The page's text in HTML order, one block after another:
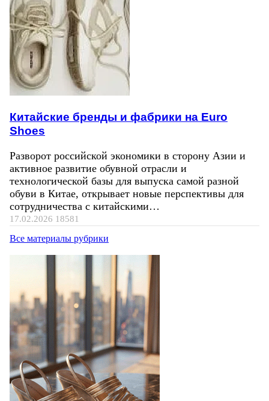
Китайские бренды и фабрики на Euro
Shoes
Разворот российской экономики в сторону Азии и
активное развитие обувной отрасли и
технологической базы для выпуска самой разной
обуви в Китае, открывает новые перспективы для
сотрудничества с китайскими…
17.02.2026 18581
Все материалы рубрики